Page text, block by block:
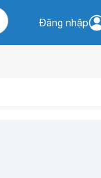
Đăng nhập